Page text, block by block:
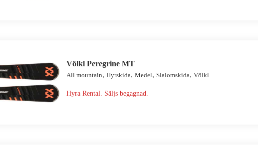
Völkl Peregrine MT
All mountain, Hyrskida, Medel, Slalomskida, Völkl
Hyra Rental. Säljs begagnad.